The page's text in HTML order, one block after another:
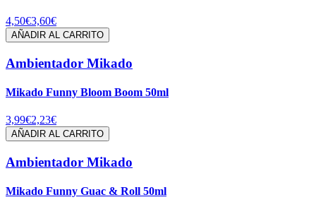
4,50€3,60€
AÑADIR AL CARRITO
Ambientador Mikado
Mikado Funny Bloom Boom 50ml
3,99€2,23€
AÑADIR AL CARRITO
Ambientador Mikado
Mikado Funny Guac & Roll 50ml